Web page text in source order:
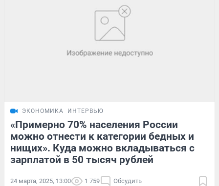
ЭКОНОМИКА ИНТЕРВЬЮ
«Примерно 70% населения России
можно отнести к категории бедных и
нищих». Куда можно вкладываться с
зарплатой в 50 тысяч рублей
24 марта, 2025, 13:00 1 759 Обсудить